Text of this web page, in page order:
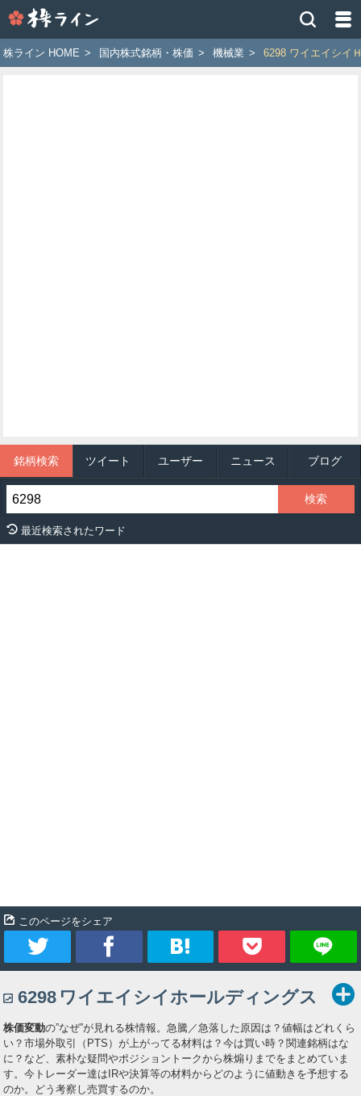
イ
ン
株ライン HOME > 国内株式銘柄・株価 > 機械業 > 6298 ワイエイシイ
銘柄検索 ツイート ユーザー ニュース ブログ
最近検索されたワード
このページをシェア
イ
ー
ト
ェ
ア
ッ
ク
マ
Pocket
6298 ワイエイシイホールディングス
株価変動の”なぜ”が見れる株情報。急騰／急落した原因は？値幅はどれくら
い？市場外取引（PTS）が上がってる材料は？今は買い時？関連銘柄はな
に？など、素朴な疑問やポジショントークから株煽りまでをまとめていま
す。今トレーダー達はIRや決算等の材料からどのように値動きを予想する
のか。どう考察し売買するのか。